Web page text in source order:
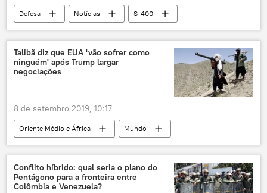
Defesa Notícias
S-400
Índia
contratos acordo
Talibã diz que EUA 'vão sofrer como
ninguém' após Trump largar
negociações
8 de setembro 2019, 10:17
Oriente Médio e África
Mundo
Notícias
Talibã
EUA
ataque terrorista
negociações
Conflito híbrido: qual seria o plano do
Pentágono para a fronteira entre
Colômbia e Venezuela?